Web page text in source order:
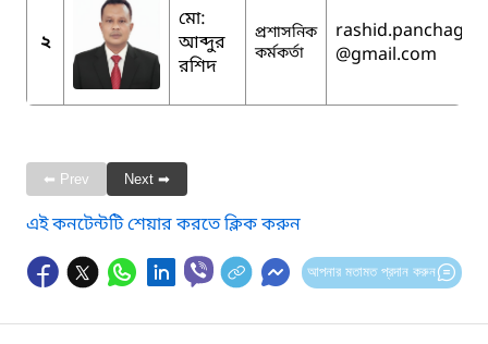
২
মো:
আব্দুর
রশিদ
প্রশাসনিক
কর্মকর্তা
@gmail.com
⬅ Prev Next ➡
এই কনটেন্টটি শেয়ার করতে ক্লিক করুন
আপনার মতামত প্রদান করুন